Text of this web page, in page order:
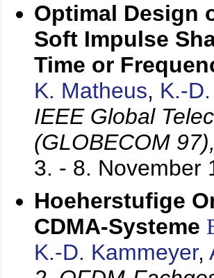
Optimal Design
Soft Impulse
Time or
K. Matheus, K.-
IEEE Global
(GLOBECOM
3. - 8. November
Hoeherstufige
CDMA-Systeme
K.-D. Kammeyer,